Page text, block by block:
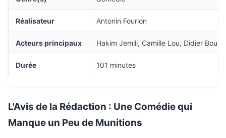
Réalisateur Antonin Fourlon
Acteurs principaux Hakim Jemili, Camille Lou, Didier
Durée 101 minutes
L'Avis de la Rédaction : Une Comédie qui
Manque un Peu de Munitions